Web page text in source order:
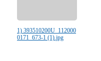
1) 393510200U_112000
0171_673-1 (1).jpg